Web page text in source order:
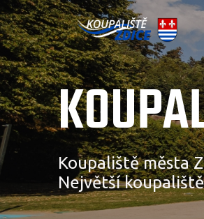
Koupaliště města
Největší